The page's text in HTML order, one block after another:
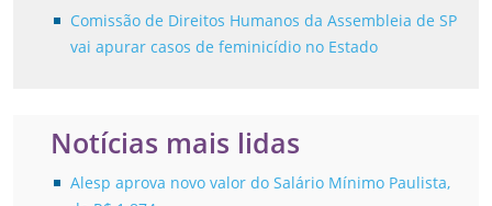
Comissão de Direitos Humanos da Assembleia de SP
vai apurar casos de feminicídio no Estado
Notícias mais lidas
Alesp aprova novo valor do Salário Mínimo Paulista,